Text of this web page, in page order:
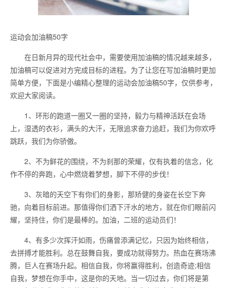
运动会加油稿50字
在日新月异的现代社会中，需要使用加油稿的情况越来越多，
加油稿可以促进对方完成目标的进程。为了让您在写加油稿时更加
简单方便，下面是小编精心整理的运动会加油稿50字，仅供参考，
欢迎大家阅读。
1、环形的跑道一圈又一圈的坚持，毅力与精神活跃在会场
上，湿透的衣衫，满头的大汗，无限追求奋力追赶，我们为你欢呼
跳跃，我们为你骄傲。
2、不为鲜花的围绕，不为刹那的荣耀，仅有执着的信念，化
作不停的奔跑，心中燃烧着梦想，脚下不停的步伐！
3、灰暗的天空下有你们的身影，那矫健的身姿在长空下奔
驰，向着目标前进。那值得你们洒下汗水的地方，就在你们眼前闪
耀，坚持住，你们是最棒的。加油，二班的运动员们！
4、有多少次挥汗如雨，伤痛曾添满记忆，只因为始终相信，
去拼搏才能胜利。总在鼓舞自我，要成功就得努力。热血在赛场沸
腾，巨人在赛场升起。相信自我，你将赢得胜利，创造奇迹;相信
自我，梦想在你手中，这是你的天地。当一切过去，你们将是第